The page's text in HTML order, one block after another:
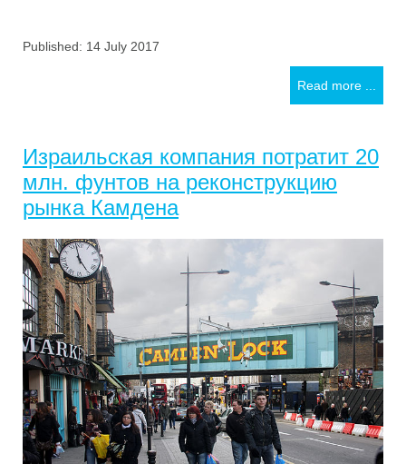
Published: 14 July 2017
Read more ...
Израильская компания потратит 20
млн. фунтов на реконструкцию
рынка Камдена